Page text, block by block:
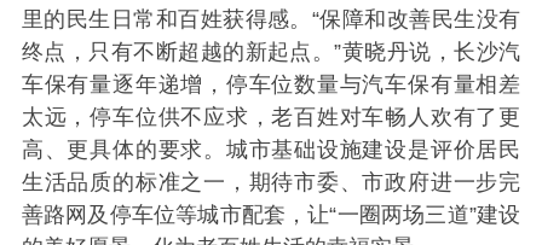
里的民生日常和百姓获得感。“保障和改善民生没有
终点，只有不断超越的新起点。”黄晓丹说，长沙汽
车保有量逐年递增，停车位数量与汽车保有量相差
太远，停车位供不应求，老百姓对车畅人欢有了更
高、更具体的要求。城市基础设施建设是评价居民
生活品质的标准之一，期待市委、市政府进一步完
善路网及停车位等城市配套，让“一圈两场三道”建设